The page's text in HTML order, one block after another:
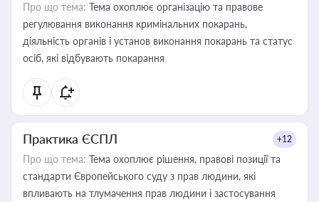
Про що тема: Тема охоплює організацію та правове
регулювання виконання кримінальних покарань,
діяльність органів і установ виконання покарань та статус
осіб, які відбувають покарання
Практика ЄСПЛ +12
Про що тема: Тема охоплює рішення, правові позиції та
стандарти Європейського суду з прав людини, які
впливають на тлумачення прав людини і застосування